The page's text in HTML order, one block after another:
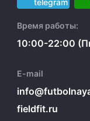
Время работы:
10:00-22:00
E-mail
fieldfit.ru